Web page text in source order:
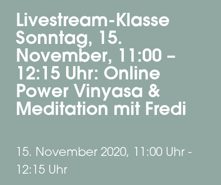
Livestream-Klasse
Sonntag, 15.
November, 11:00 –
12:15 Uhr: Online
Power Vinyasa &
Meditation mit Fredi
15. November 2020, 11:00 Uhr -
12:15 Uhr